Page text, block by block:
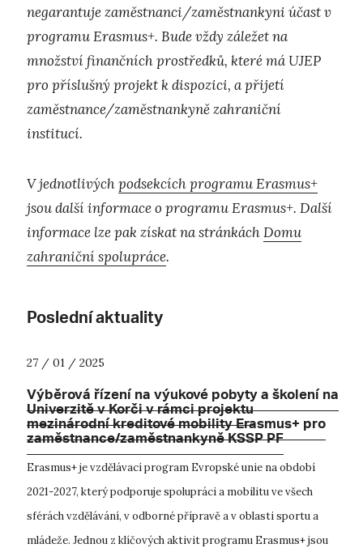
negarantuje zaměstnanci/zaměstnankyni účast v
programu Erasmus+. Bude vždy záležet na
množství finančních prostředků, které má UJEP
pro příslušný projekt k dispozici, a přijetí
zaměstnance/zaměstnankyně zahraniční
institucí.
V jednotlivýchpodsekcích programu Erasmus+
jsou další informace o programu Erasmus+. Další
informace lze pak získat na stránkáchDomu
zahraniční spolupráce.
Poslední aktuality
27 / 01 / 2025
Výběrová řízení na výukové pobyty a školení na
Univerzitě v Korči v rámci projektu
mezinárodní kreditové mobility Erasmus+ pro
zaměstnance/zaměstnankyně KSSP PF
Erasmus+ je vzdělávací program Evropské unie na období
2021-2027, který podporuje spolupráci a mobilitu ve všech
sférách vzdělávání, v odborné přípravě a v oblasti sportu a
mládeže. Jednou z klíčových aktivit programu Erasmus+ jsou